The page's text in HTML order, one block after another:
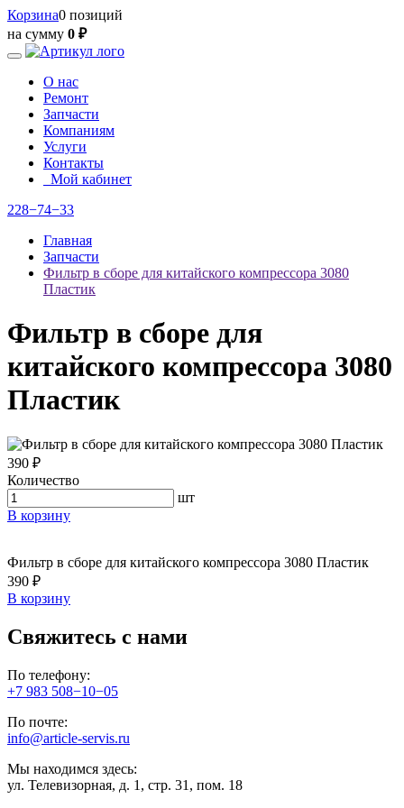
Корзина0 позиций
на сумму 0 ₽
О нас
Ремонт
Запчасти
Компаниям
Услуги
Контакты
Мой кабинет
228−74−33
Главная
Запчасти
Фильтр в сборе для китайского компрессора 3080
Пластик
Фильтр в сборе для
китайского компрессора 3080
Пластик
390 ₽
Количество
шт
В корзину
Фильтр в сборе для китайского компрессора 3080 Пластик
390 ₽
В корзину
Свяжитесь с нами
По телефону:
+7 983 508−10−05
По почте:
info@article-servis.ru
Мы находимся здесь:
ул. Телевизорная, д. 1, стр. 31, пом. 18